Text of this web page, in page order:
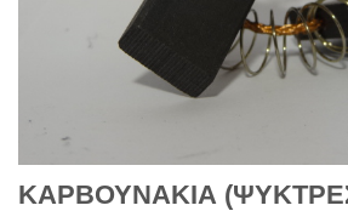
ΚΑΡΒΟΥΝΑΚΙΑ